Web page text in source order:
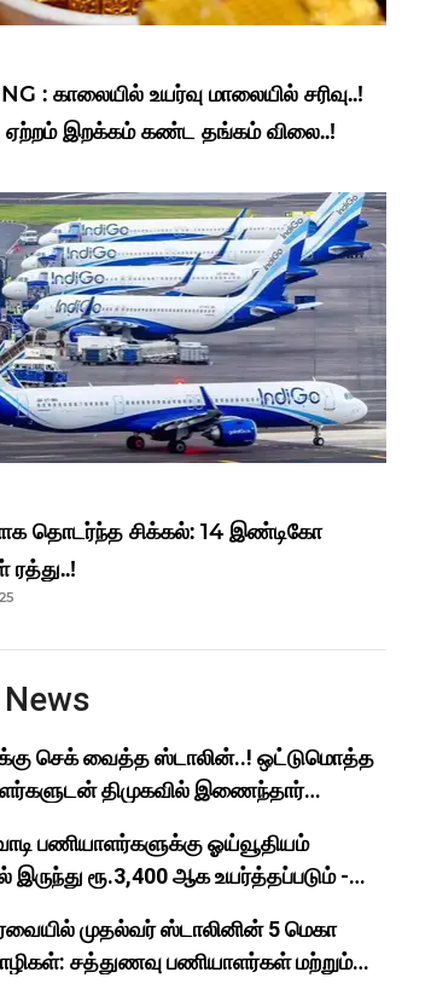
: காலையில் உயர்வு மாலையில் சரிவு..!
ஏற்றம் இறக்கம் கண்ட தங்கம் விலை..!
தொடர்ந்த சிக்கல்: 14 இண்டிகோ
ரத்து..!
செக் வைத்த ஸ்டாலின்..! ஒட்டுமொத்த
திமுகவில் இணைந்தார்
பணியாளர்களுக்கு ஓய்வூதியம்
இருந்து ரூ.3,400 ஆக உயர்த்தப்படும் -
முதல்வர் ஸ்டாலினின் 5 மெகா
சத்துணவு பணியாளர்கள் மற்றும்